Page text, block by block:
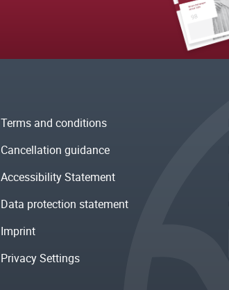
Terms and conditions
Cancellation guidance
Accessibility Statement
Data protection statement
Imprint
Privacy Settings